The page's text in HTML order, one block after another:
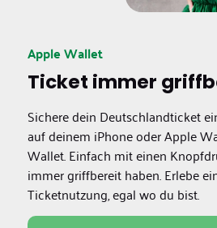
Apple Wallet
Ticket immer
Sichere dein Deutschlandticket
auf deinem iPhone oder Apple
Wallet. Einfach mit einen
immer griffbereit haben. Erlebe
Ticketnutzung, egal wo du bist.